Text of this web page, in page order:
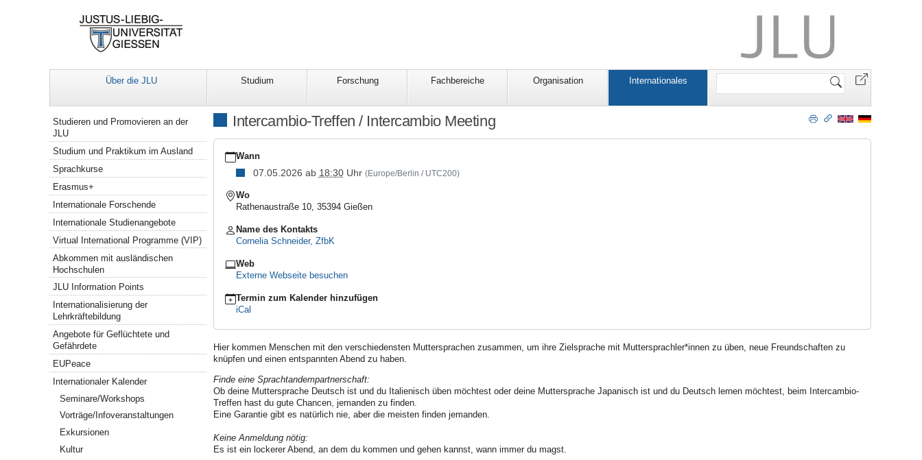
Über die JLU Studium Forschung Fachbereiche Organisation Internationales
Website
Intercambio-Treffen / Intercambio Meeting
https://www.uni-
giessen.de/de/internationales/veranstaltungen/termine/sonstige/weitere_JLUVeranstaltung/intercambio26
Intercambio-
Intercambio
2026-
2026-
07T23:59:59+02:00
Wann
07.05.2026 ab 18:30Uhr (Europe/Berlin / UTC200)
Wo
Rathenaustraße 10, 35394 Gießen
Name des Kontakts
Cornelia Schneider, ZfbK
Web
Externe Webseite besuchen
Termin zum Kalender hinzufügen
iCal
Hier kommen Menschen mit den verschiedensten Muttersprachen zusammen, um ihre Zielsprache mit Muttersprachler*innen zu üben, neue Freundschaften zu
knüpfen und einen entspannten Abend zu haben.
Finde eine Sprachtandempartnerschaft:
Ob deine Muttersprache Deutsch ist und du Italienisch üben möchtest oder deine Muttersprache Japanisch ist und du Deutsch lernen möchtest, beim Intercambio-
Treffen hast du gute Chancen, jemanden zu finden.
Eine Garantie gibt es natürlich nie, aber die meisten finden jemanden.
Keine Anmeldung nötig:
Es ist ein lockerer Abend, an dem du kommen und gehen kannst, wann immer du magst.
Navigation
Studieren und Promovieren an der
JLU
Studium und Praktikum im Ausland
Sprachkurse
Erasmus+
Internationale Forschende
Internationale Studienangebote
Virtual International Programme (VIP)
Abkommen mit ausländischen
Hochschulen
JLU Information Points
Internationalisierung der
Lehrkräftebildung
Angebote für Geflüchtete und
Gefährdete
EUPeace
Internationaler Kalender
Seminare/Workshops
Vorträge/Infoveranstaltungen
Exkursionen
Kultur